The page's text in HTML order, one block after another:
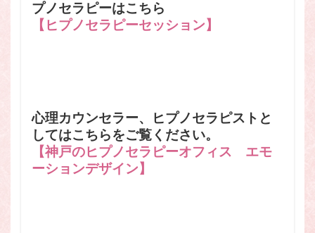
プノセラピーはこちら
【ヒプノセラピーセッション】
心理カウンセラー、ヒプノセラピストと
してはこちらをご覧ください。
【神戸のヒプノセラピーオフィス エモ
ーションデザイン】